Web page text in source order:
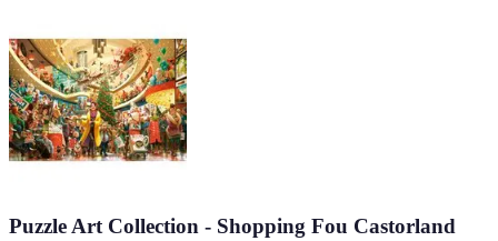
Puzzle Art Collection - Shopping Fou Castorland